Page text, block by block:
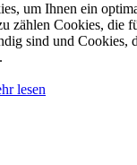
um Ihnen ein
zählen Cookies, die
sind und Cookies,
lesen